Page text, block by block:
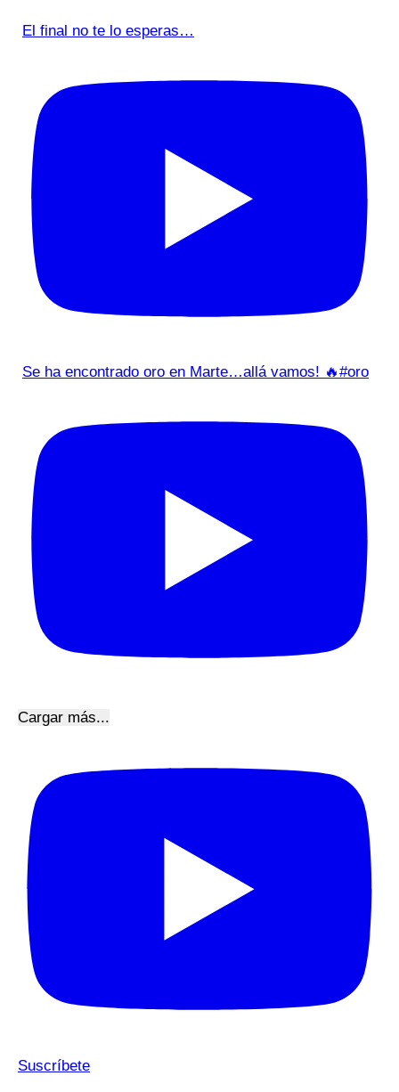
El final no te lo esperas…
Se ha encontrado oro en Marte…allá vamos! 🔥#oro
Cargar más...
Suscríbete